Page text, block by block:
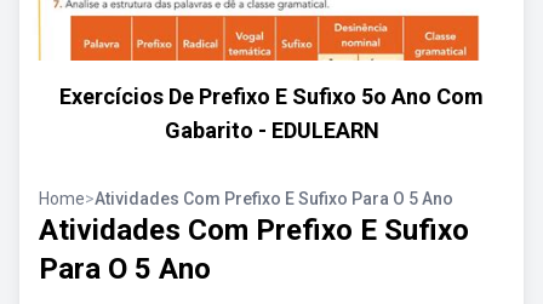
Exercícios De Prefixo E Sufixo 5o Ano Com
Gabarito - EDULEARN
Home>Atividades Com Prefixo E Sufixo Para O 5 Ano
Atividades Com Prefixo E Sufixo
Para O 5 Ano